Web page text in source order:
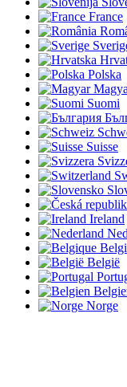
France
Polska
Suomi
Suisse
Ireland
België
Norge